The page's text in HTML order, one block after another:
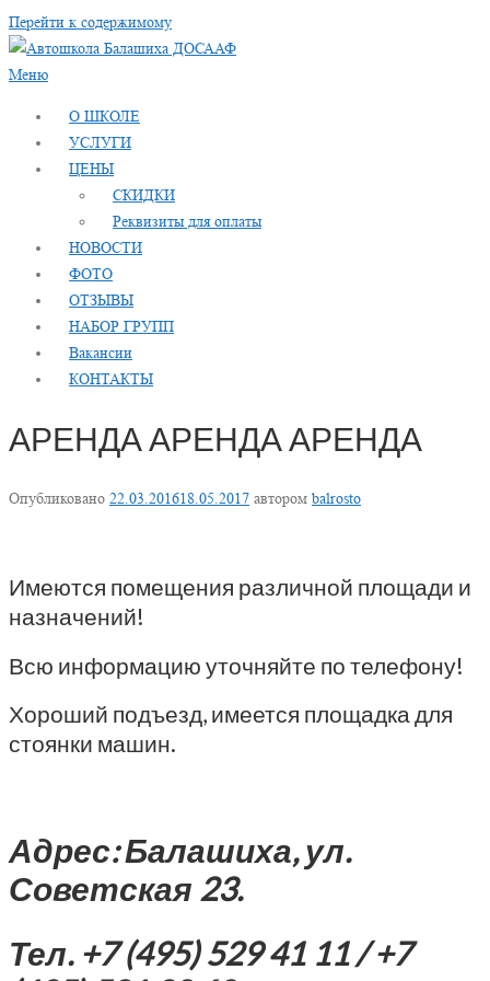
Перейти к содержимому
Меню
О ШКОЛЕ
УСЛУГИ
ЦЕНЫ
СКИДКИ
Реквизиты для оплаты
НОВОСТИ
ФОТО
ОТЗЫВЫ
НАБОР ГРУПП
Вакансии
КОНТАКТЫ
АРЕНДА АРЕНДА АРЕНДА
Опубликовано 22.03.201618.05.2017 автором balrosto
Имеются помещения различной площади и
назначений!
Всю информацию уточняйте по телефону!
Хороший подъезд, имеется площадка для
стоянки машин.
Адрес: Балашиха, ул.
Советская 23.
Тел. +7 (495) 529 41 11 / +7